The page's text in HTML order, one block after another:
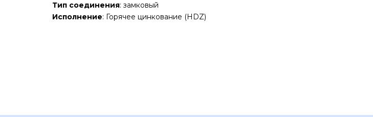
Тип соединения: замковый
Исполнение: Горячее цинкование (HDZ)